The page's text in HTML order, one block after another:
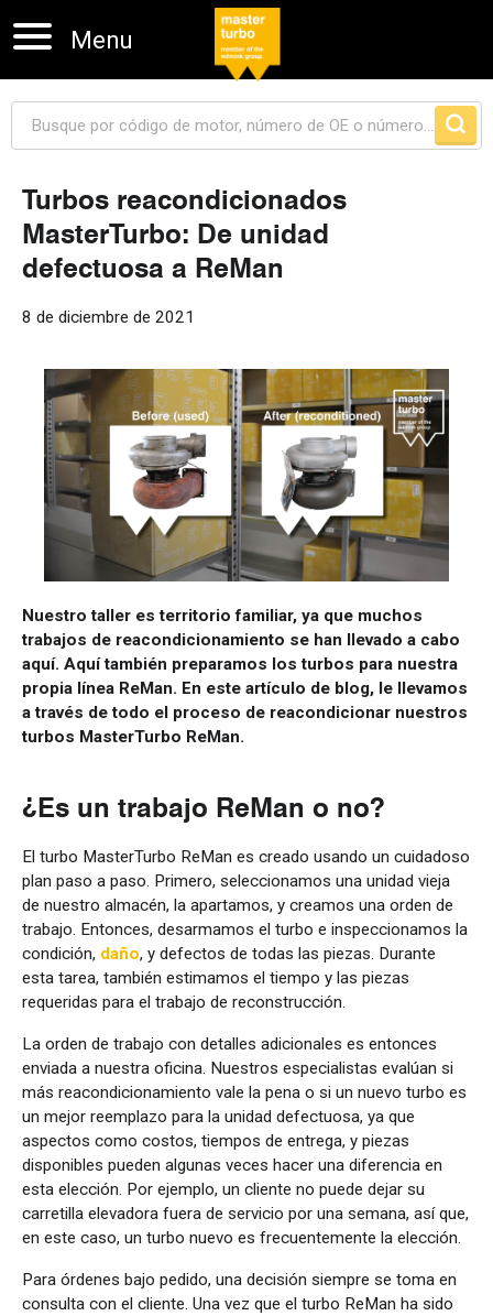
Menu
Skip navigation
Turbos reacondicionados
MasterTurbo: De unidad
defectuosa a ReMan
8 de diciembre de 2021
Nuestro taller es territorio familiar, ya que muchos
trabajos de reacondicionamiento se han llevado a cabo
aquí. Aquí también preparamos los turbos para nuestra
propia línea ReMan. En este artículo de blog, le llevamos
a través de todo el proceso de reacondicionar nuestros
turbos MasterTurbo ReMan.
¿Es un trabajo ReMan o no?
El turbo MasterTurbo ReMan es creado usando un cuidadoso
plan paso a paso. Primero, seleccionamos una unidad vieja
de nuestro almacén, la apartamos, y creamos una orden de
trabajo. Entonces, desarmamos el turbo e inspeccionamos la
condición, daño, y defectos de todas las piezas. Durante
esta tarea, también estimamos el tiempo y las piezas
requeridas para el trabajo de reconstrucción.
La orden de trabajo con detalles adicionales es entonces
enviada a nuestra oficina. Nuestros especialistas evalúan si
más reacondicionamiento vale la pena o si un nuevo turbo es
un mejor reemplazo para la unidad defectuosa, ya que
aspectos como costos, tiempos de entrega, y piezas
disponibles pueden algunas veces hacer una diferencia en
esta elección. Por ejemplo, un cliente no puede dejar su
carretilla elevadora fuera de servicio por una semana, así que,
en este caso, un turbo nuevo es frecuentemente la elección.
Para órdenes bajo pedido, una decisión siempre se toma en
consulta con el cliente. Una vez que el turbo ReMan ha sido